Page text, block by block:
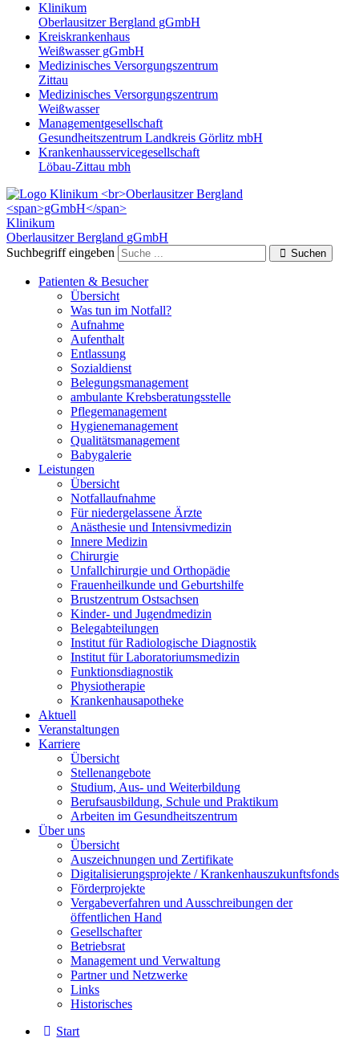
Klinikum
Oberlausitzer Bergland gGmbH
Kreiskrankenhaus
Weißwasser gGmbH
Medizinisches Versorgungszentrum
Zittau
Medizinisches Versorgungszentrum
Weißwasser
Managementgesellschaft
Gesundheitszentrum Landkreis Görlitz mbH
Krankenhausservicegesellschaft
Löbau-Zittau mbh
Klinikum
Oberlausitzer Bergland gGmbH
Suchbegriff eingeben
Suchen
Patienten & Besucher
Übersicht
Was tun im Notfall?
Aufnahme
Aufenthalt
Entlassung
Sozialdienst
Belegungsmanagement
ambulante Krebsberatungsstelle
Pflegemanagement
Hygienemanagement
Qualitätsmanagement
Babygalerie
Leistungen
Übersicht
Notfallaufnahme
Für niedergelassene Ärzte
Anästhesie und Intensivmedizin
Innere Medizin
Chirurgie
Unfallchirurgie und Orthopädie
Frauenheilkunde und Geburtshilfe
Brustzentrum Ostsachsen
Kinder- und Jugendmedizin
Belegabteilungen
Institut für Radiologische Diagnostik
Institut für Laboratoriumsmedizin
Funktionsdiagnostik
Physiotherapie
Krankenhausapotheke
Aktuell
Veranstaltungen
Karriere
Übersicht
Stellenangebote
Studium, Aus- und Weiterbildung
Berufsausbildung, Schule und Praktikum
Arbeiten im Gesundheitszentrum
Über uns
Übersicht
Auszeichnungen und Zertifikate
Digitalisierungsprojekte / Krankenhauszukunftsfonds
Förderprojekte
Vergabeverfahren und Ausschreibungen der
öffentlichen Hand
Gesellschafter
Betriebsrat
Management und Verwaltung
Partner und Netzwerke
Links
Historisches
Start